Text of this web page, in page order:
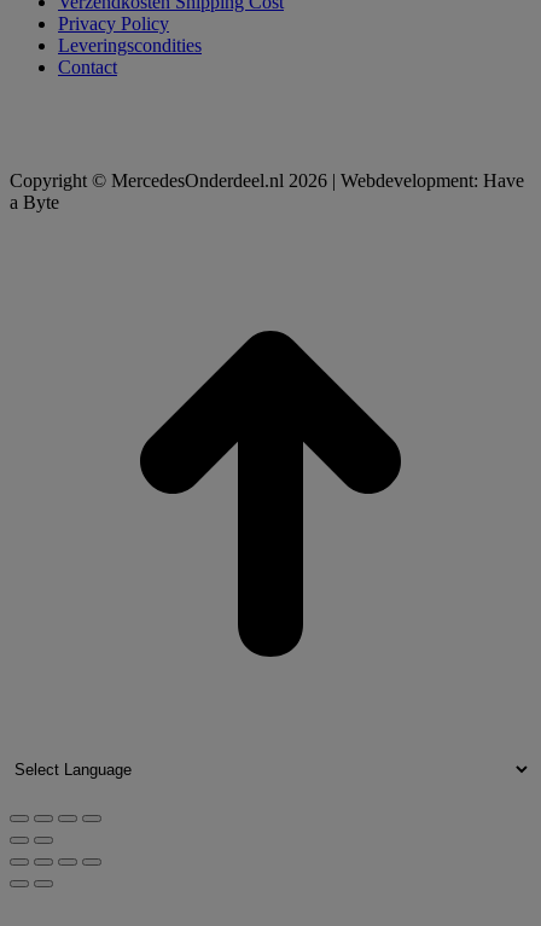
Privacy Policy
Leveringscondities
Contact
Copyright © MercedesOnderdeel.nl 2026 | Webdevelopment: Have
a Byte